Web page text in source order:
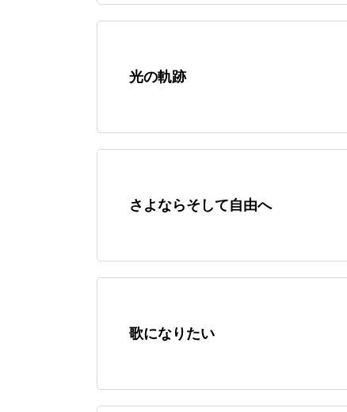
光の軌跡
さよならそして自由へ
歌になりたい